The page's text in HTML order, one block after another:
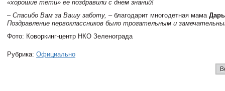
«хорошие тети» ее поздравили с днем знаний!
– Спасибо Вам за Вашу заботу, – благодарит многодетная мама
Поздравление первоклассников было трогательным и
Фото: Коворкинг-центр НКО Зеленограда
Рубрика: Официально